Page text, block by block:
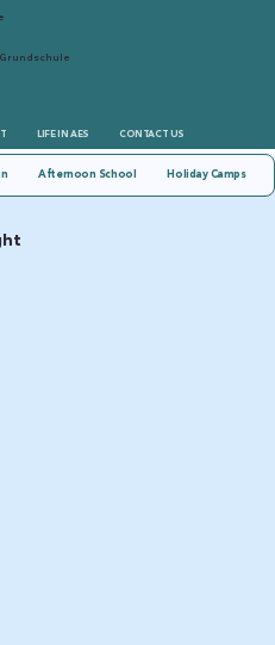
LIFE IN AES CONTACT US
Afternoon School Holiday Camps